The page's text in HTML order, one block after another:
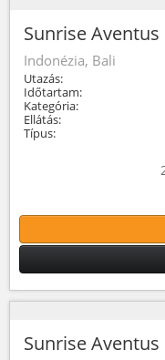
Sunrise Aventus
Indonézia, Bali
Utazás:
Időtartam:
Kategória:
Ellátás:
Típus:
Sunrise Aventus